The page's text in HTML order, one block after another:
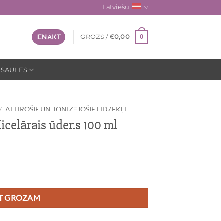
Latviešu
IENĀKT GROZS / €0,00 0
/ ATTĪROŠIE UN TONIZĒJOŠIE LĪDZEKĻI
ūdens 100 ml
GROZAM